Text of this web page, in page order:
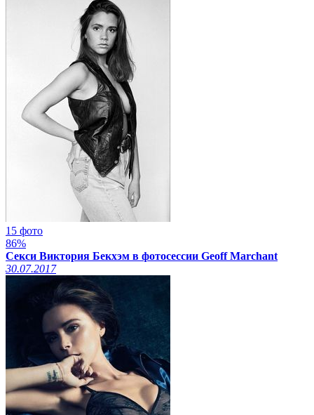
15 фото
86%
Секси Виктория Бекхэм в фотосессии Geoff Marchant
30.07.2017